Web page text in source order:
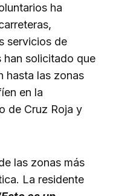
ha
servicios de
han solicitado que
hasta las zonas
en la
de Cruz Roja y
las zonas más
La residente